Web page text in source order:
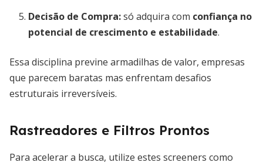
Decisão de Compra:só adquira com confiança no
potencial de crescimento e estabilidade.
Essa disciplina previne armadilhas de valor, empresas
que parecem baratas mas enfrentam desafios
estruturais irreversíveis.
Rastreadores e Filtros Prontos
Para acelerar a busca, utilize estes screeners como